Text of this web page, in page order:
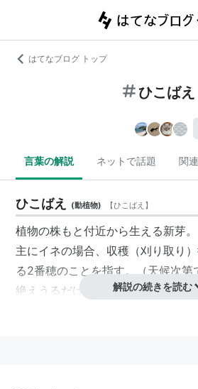
はてなブログ トップ
ひこばえ
言葉の解説 ネットで話題 関
ひこばえ (動植物) 【ひこばえ 】
植物の株もと付近から生える新芽。
主にイネの場合、収穫（刈り取り
る2番穂のことを指す。（天候次第
絶えうるだけの稲穂を実らせること
解説の続きを読む